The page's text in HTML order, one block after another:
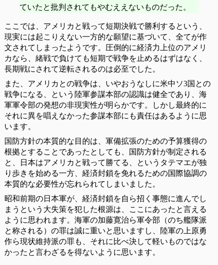
ていたと批判されてもやむええないものだった。
ここでは、アメリカと戦って短期決戦で勝利するという、
現実には起こりえない一方的な願望に基づいて、全てが作
文されてしまったようです。圧倒的に経済力上位のアメリ
カなら、緒戦で負けても短期で戦争を止めるはずはなく、
長期戦にされて逆転されるのは必至でした。
また、アメリカとの戦争は、いやおうなしに米中ソ3国との
戦争になる、という陸軍参謀本部の認識は健全であり、海
軍軍令部の発想の非現実性が明らかです。しかし最終的に
それに異を唱えなかった参謀本部にも責任はあるように思
います。
国防方針の本質的な目的は、軍備拡張のための予算獲得の
根拠とすることであったとしても、国防方針が制定される
と、日本はアメリカと戦って勝てる、というタテマエが独
り歩きを始める一方、経済封鎖を免れるための国際協調の
本質的な必要性が忘れられてしまいました。
昭和前期の日本軍が、経済封鎖を自ら招く事態に進んでし
まうという大失策を犯した根源は、ここにあったと言える
ように思われます。海軍の加藤寛治ら軍令部（のち艦隊派
と称される）の罪は誠に重いと思いますし、陸軍の上原勇
作ら現状維持派の罪も、それに比べ決して軽いものではな
かったと言わざるを得ないように思います。